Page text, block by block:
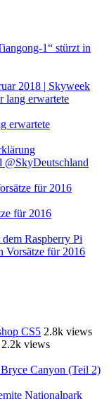
1“ stürzt in
2018 | Skyweek
lang erwartete
erwartete
für 2016
für 2016
Raspberry Pi
Vorsätze für 2016
CS5 2.8k views
2.2k views
Canyon (Teil 2)
Nationalpark